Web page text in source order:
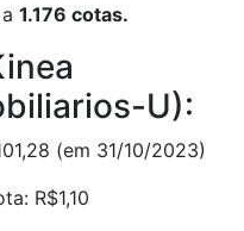
1.176 cotas.
U):
(em 31/10/2023)
R$1,10